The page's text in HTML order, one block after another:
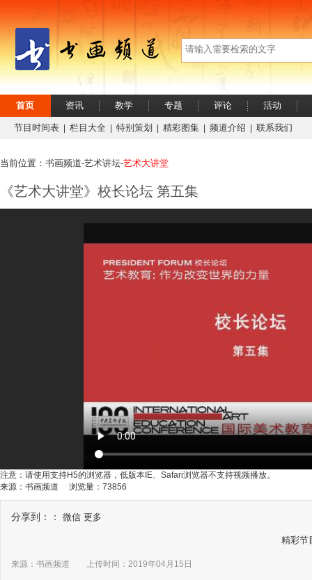
首页 资讯 教学 专题 评论 活动
节目时间表 栏目大全 特别策划 精彩图集 频道介绍 联系我们
当前位置：书画频道-艺术讲坛-艺术大讲堂
《艺术大讲堂》校长论坛 第五集
注意：请使用支持H5的浏览器，低版本IE、Safari浏览器不支持视频播放。
来源：书画频道 浏览量：73856
分享到：： 微信 更多
精彩节
来源：书画频道 上传时间： 2019年04月15日